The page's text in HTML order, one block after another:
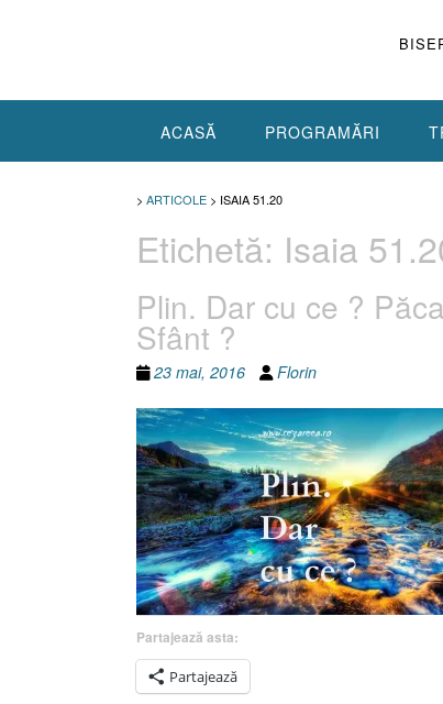
ACASĂ PROGRAMĂRI
> ARTICOLE > ISAIA 51.20
Etichetă: Isaia
Plin. Dar cu ce ?
Sfânt ?
23 mai, 2016 Florin
Partajează asta:
Partajează